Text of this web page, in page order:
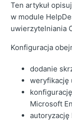
Ten artykuł
w module
uwierzytelniania
Konfiguracja
dodanie
weryfikację
Microsoft
autoryzację